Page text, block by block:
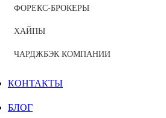
ФОРЕКС-БРОКЕРЫ
ХАЙПЫ
ЧАРДЖБЭК КОМПАНИИ
КОНТАКТЫ
БЛОГ